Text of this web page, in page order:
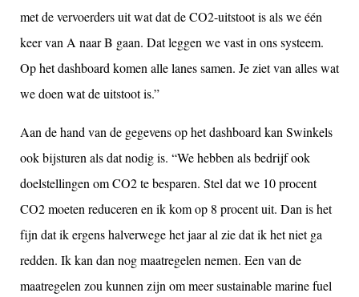
met de vervoerders uit wat dat de CO2-uitstoot is als we één
keer van A naar B gaan. Dat leggen we vast in ons systeem.
Op het dashboard komen alle lanes samen. Je ziet van alles wat
we doen wat de uitstoot is.”
Aan de hand van de gegevens op het dashboard kan Swinkels
ook bijsturen als dat nodig is. “We hebben als bedrijf ook
doelstellingen om CO2 te besparen. Stel dat we 10 procent
CO2 moeten reduceren en ik kom op 8 procent uit. Dan is het
fijn dat ik ergens halverwege het jaar al zie dat ik het niet ga
redden. Ik kan dan nog maatregelen nemen. Een van de
maatregelen zou kunnen zijn om meer sustainable marine fuel